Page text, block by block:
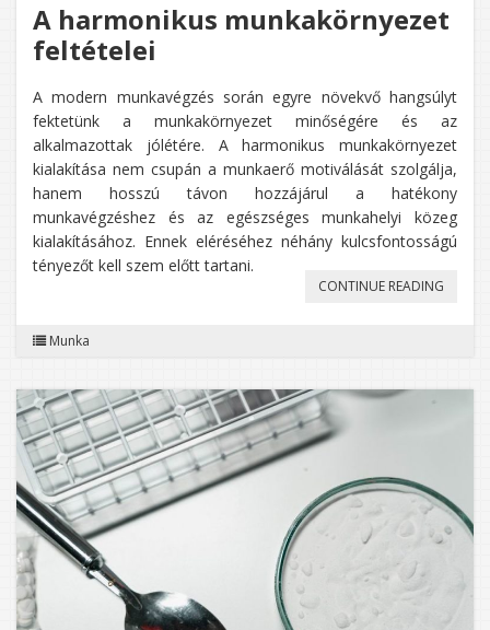
A harmonikus munkakörnyezet
feltételei
A modern munkavégzés során egyre növekvő hangsúlyt
fektetünk a munkakörnyezet minőségére és az
alkalmazottak jólétére. A harmonikus munkakörnyezet
kialakítása nem csupán a munkaerő motiválását szolgálja,
hanem hosszú távon hozzájárul a hatékony
munkavégzéshez és az egészséges munkahelyi közeg
kialakításához. Ennek eléréséhez néhány kulcsfontosságú
tényezőt kell szem előtt tartani.
CONTINUE READING
Munka